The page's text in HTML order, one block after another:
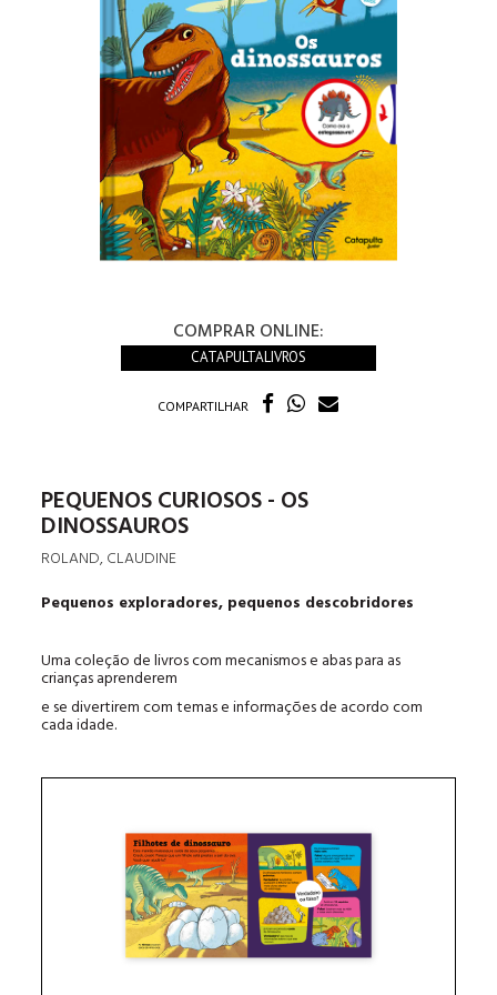
COMPRAR ONLINE:
CATAPULTALIVROS
COMPARTILHAR
PEQUENOS CURIOSOS - OS
DINOSSAUROS
ROLAND, CLAUDINE
Pequenos exploradores, pequenos descobridores
Uma coleção de livros com mecanismos e abas para as
crianças aprenderem
e se divertirem com temas e informações de acordo com
cada idade.